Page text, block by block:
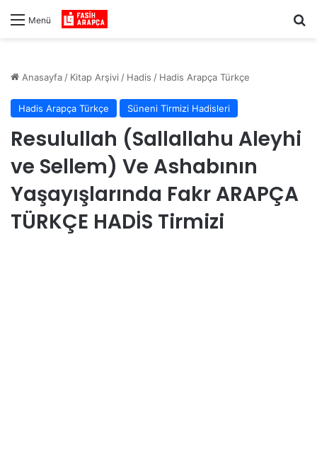
Menü
Anasayfa / Kitap Arşivi / Hadis / Hadis Arapça Türkçe
Hadis Arapça Türkçe Süneni Tirmizi Hadisleri
Resulullah (Sallallahu Aleyhi
ve Sellem) Ve Ashabının
Yaşayışlarında Fakr ARAPÇA
TÜRKÇE HADİS Tirmizi